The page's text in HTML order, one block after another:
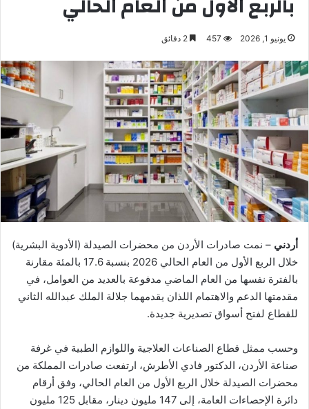
يونيو 1, 2026 457
أردني – نمت صادرات الأردن من محضرات الصيدلة (الأدوية البشرية)
خلال الربع الأول من العام الحالي 2026 بنسبة 17.6 بالمئة مقارنة
بالفترة نفسها من العام الماضي مدفوعة بالعديد من العوامل، في
مقدمتها الدعم والاهتمام اللذان يقدمهما جلالة الملك عبدالله الثاني
للقطاع لفتح أسواق تصديرية جديدة.
وحسب ممثل قطاع الصناعات العلاجية واللوازم الطبية في غرفة
صناعة الأردن، الدكتور فادي الأطرش، ارتفعت صادرات المملكة من
محضرات الصيدلة خلال الربع الأول من العام الحالي، وفق أرقام
دائرة الإحصاءات العامة، إلى 147 مليون دينار، مقابل 125 مليون